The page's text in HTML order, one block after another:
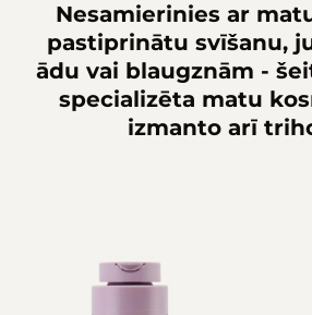
Nesamierinies ar
pastiprinātu svīšanu,
ādu vai blaugznām -
specializēta matu
izmanto arī